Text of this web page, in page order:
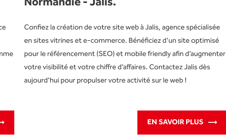
Confiez la création de votre site web à Jalis, agence spécialisée
en sites vitrines et e-commerce. Bénéficiez d’un site optimisé
pour le référencement (SEO) et mobile friendly afin d’augmenter
votre visibilité et votre chiffre d’affaires. Contactez Jalis dès
aujourd’hui pour propulser votre activité sur le web !
EN SAVOIR PLUS